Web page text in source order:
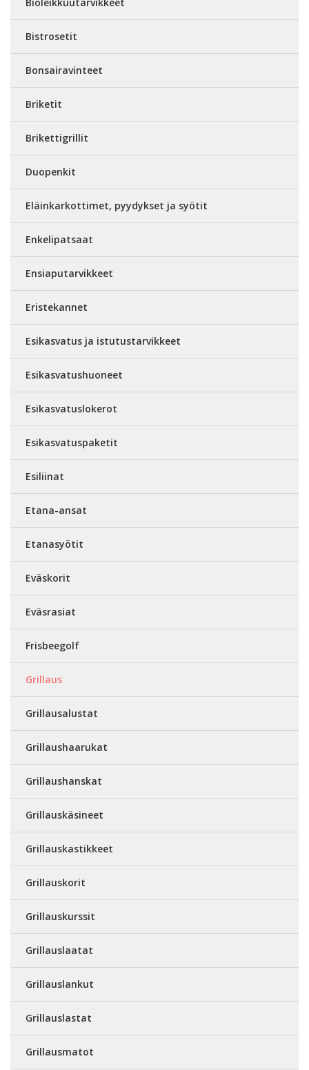
Bioleikkuutarvikkeet
Bistrosetit
Bonsairavinteet
Briketit
Brikettigrillit
Duopenkit
Eläinkarkottimet, pyydykset ja syötit
Enkelipatsaat
Ensiaputarvikkeet
Eristekannet
Esikasvatus ja istutustarvikkeet
Esikasvatushuoneet
Esikasvatuslokerot
Esikasvatuspaketit
Esiliinat
Etana-ansat
Etanasyötit
Eväskorit
Eväsrasiat
Frisbeegolf
Grillaus
Grillausalustat
Grillaushaarukat
Grillaushanskat
Grillauskäsineet
Grillauskastikkeet
Grillauskorit
Grillauskurssit
Grillauslaatat
Grillauslankut
Grillauslastat
Grillausmatot